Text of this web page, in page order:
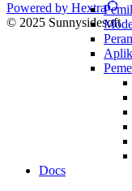
Docs
Powered by Hextra
© 2025 Sunnysidesoft